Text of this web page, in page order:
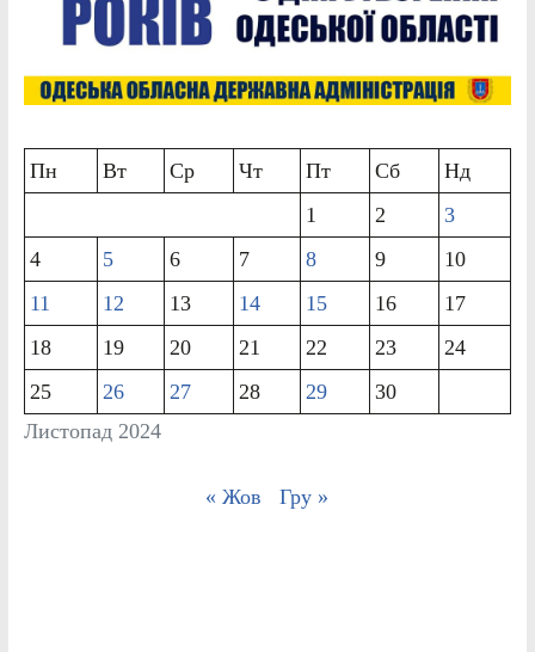
Листопад 2024
Пн Вт Ср Чт Пт Сб
Нд
1
2
3
4
5 6 7 8 9
10
11
12 13 14 15 16
17
18
19 20 21 22 23
24
25
26 27 28 29 30
« Жов Гру »